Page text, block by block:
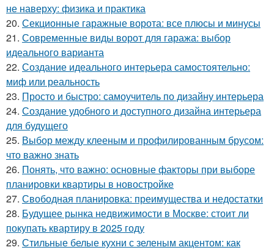
не наверху: физика и практика
20. Секционные гаражные ворота: все плюсы и минусы
21. Современные виды ворот для гаража: выбор
идеального варианта
22. Создание идеального интерьера самостоятельно:
миф или реальность
23. Просто и быстро: самоучитель по дизайну интерьера
24. Создание удобного и доступного дизайна интерьера
для будущего
25. Выбор между клееным и профилированным брусом:
что важно знать
26. Понять, что важно: основные факторы при выборе
планировки квартиры в новостройке
27. Свободная планировка: преимущества и недостатки
28. Будущее рынка недвижимости в Москве: стоит ли
покупать квартиру в 2025 году
29. Стильные белые кухни с зеленым акцентом: как